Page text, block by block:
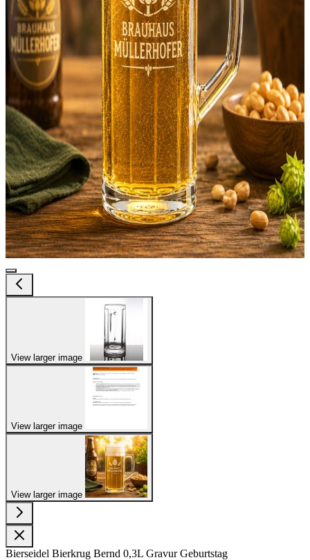
View larger image
View larger image
View larger image
Bierseidel Bierkrug Bernd 0,3L Gravur Geburtstag